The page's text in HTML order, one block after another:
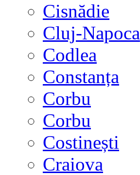
Cisnădie
Cluj-Napoca
Codlea
Constanța
Corbu
Corbu
Costinești
Craiova